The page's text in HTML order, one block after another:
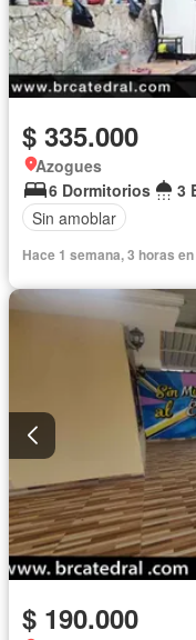
$ 335.000
Azogues
6 Dormitorios
3
Sin amoblar
Hace 1 semana, 3 horas
$ 190.000